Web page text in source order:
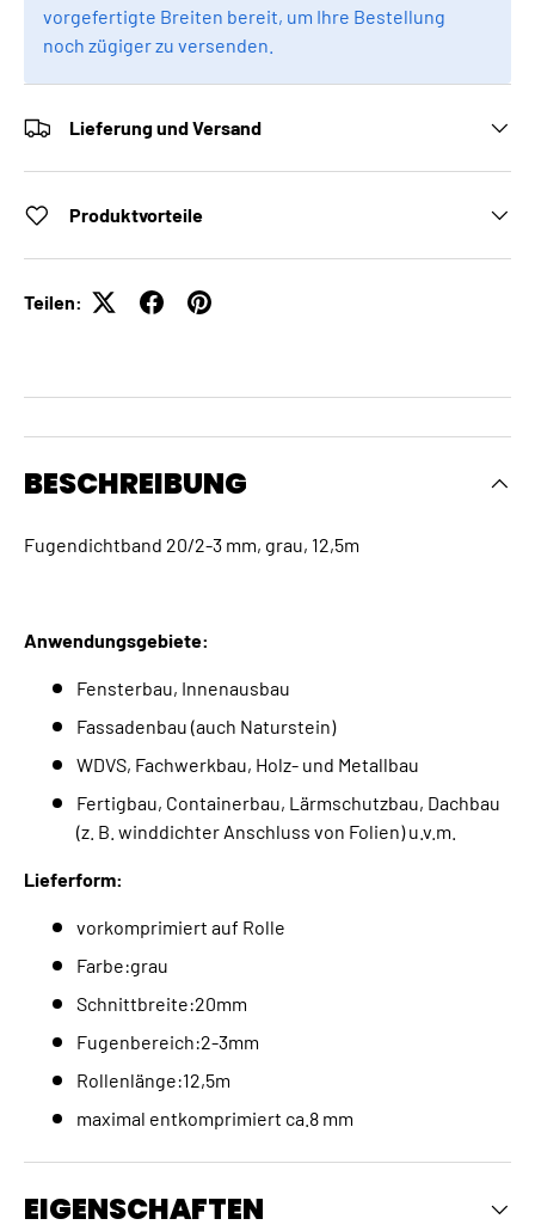
vorgefertigte Breiten bereit, um Ihre Bestellung
noch zügiger zu versenden.
Lieferung und Versand
Produktvorteile
Teilen:
BESCHREIBUNG
Fugendichtband 20/2-3 mm, grau, 12,5m
Anwendungsgebiete:
Fensterbau, Innenausbau
Fassadenbau (auch Naturstein)
WDVS, Fachwerkbau, Holz- und Metallbau
Fertigbau, Containerbau, Lärmschutzbau, Dachbau
(z. B. winddichter Anschluss von Folien) u.v.m.
Lieferform:
vorkomprimiert auf Rolle
Farbe:grau
Schnittbreite:20mm
Fugenbereich:2-3mm
Rollenlänge:12,5m
maximal entkomprimiert ca.8 mm
EIGENSCHAFTEN